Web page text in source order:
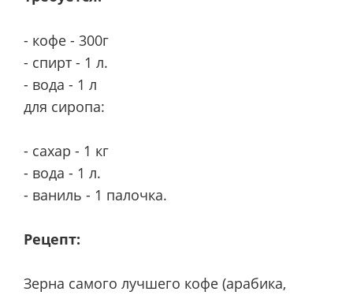
- кофе - 300г
- спирт - 1 л.
- вода - 1 л
для сиропа:
- сахар - 1 кг
- вода - 1 л.
- ваниль - 1 палочка.
Рецепт:
Зерна самого лучшего кофе (арабика,